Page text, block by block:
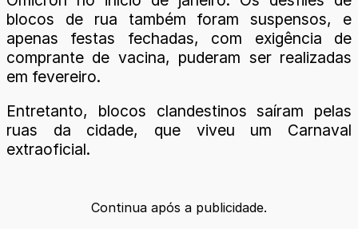
blocos de rua também foram suspensos, e
apenas festas fechadas, com exigência de
comprante de vacina, puderam ser realizadas
em fevereiro.
Entretanto, blocos clandestinos saíram pelas
ruas da cidade, que viveu um Carnaval
extraoficial.
Continua após a publicidade.